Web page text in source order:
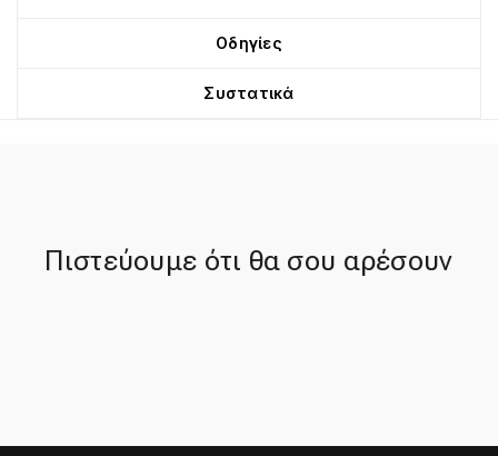
Οδηγίες
Συστατικά
Πιστεύουμε ότι θα σου αρέσουν